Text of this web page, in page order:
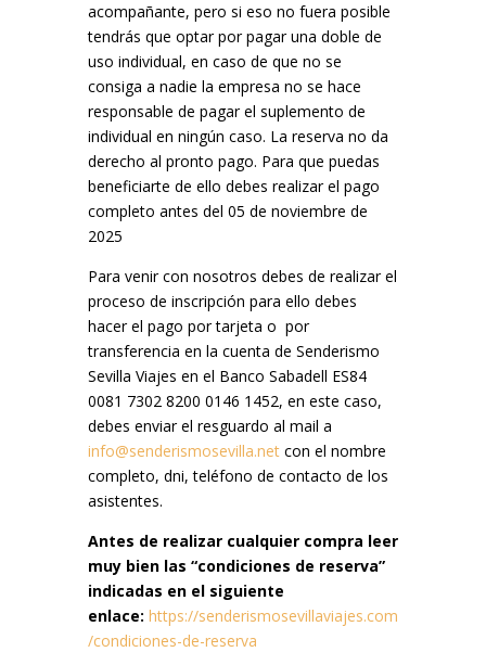
acompañante, pero si eso no fuera posible
tendrás que optar por pagar una doble de
uso individual, en caso de que no se
consiga a nadie la empresa no se hace
responsable de pagar el suplemento de
individual en ningún caso. La reserva no da
derecho al pronto pago. Para que puedas
beneficiarte de ello debes realizar el pago
completo antes del 05 de noviembre de
2025
Para venir con nosotros debes de realizar el
proceso de inscripción para ello debes
hacer el pago por tarjeta o por
transferencia en la cuenta de Senderismo
Sevilla Viajes en el Banco Sabadell ES84
0081 7302 8200 0146 1452, en este caso,
debes enviar el resguardo al mail a
info@senderismosevilla.netcon el nombre
completo, dni, teléfono de contacto de los
asistentes.
Antes de realizar cualquier compra leer
muy bien las “condiciones de reserva”
indicadas en el siguiente
enlace: https://senderismosevillaviajes.com
/condiciones-de-reserva